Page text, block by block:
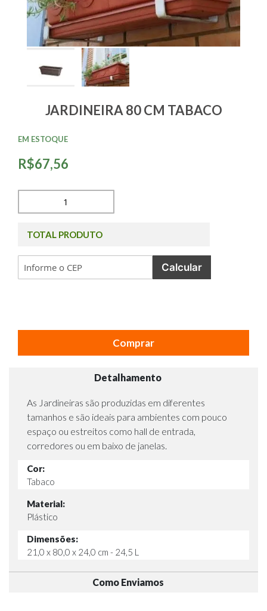
JARDINEIRA 80 CM TABACO
R$67,56
EM ESTOQUE
TOTAL PRODUTO
Calcular
Comprar
Detalhamento
As Jardineiras são produzidas em diferentes
tamanhos e são ideais para ambientes com pouco
espaço ou estreitos como hall de entrada,
corredores ou em baixo de janelas.
Cor:
Tabaco
Material:
Plástico
Dimensões:
21,0 x 80,0 x 24,0 cm - 24,5 L
Como Enviamos